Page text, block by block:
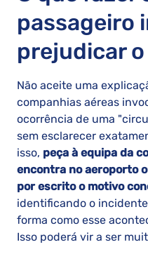
passageiro
prejudicar o
Não aceite uma
companhias aéreas
ocorrência de uma
sem esclarecer
isso, peça à equipa da
encontra no aeroporto
por escrito o motivo
identificando o
forma como esse
Isso poderá vir a ser